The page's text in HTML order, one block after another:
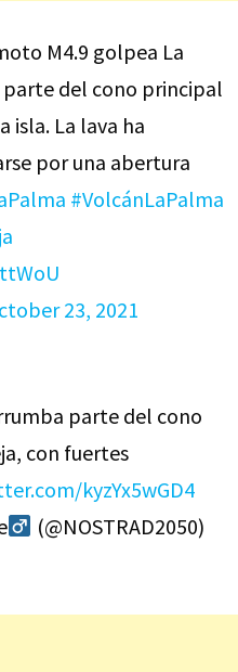
M4.9 golpea La
del cono principal
isla. La lava ha
por una abertura
#VolcánLaPalma
23, 2021
parte del cono
con fuertes
kyzYx5wGD4
(@NOSTRAD2050)